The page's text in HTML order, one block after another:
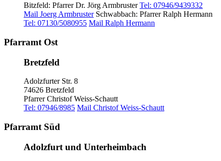
Bitzfeld: Pfarrer Dr. Jörg ArmbrusterTel: 07946/9439332
Mail Joerg Armbruster Schwabbach: Pfarrer Ralph Hermann
Tel: 07130/5080955 Mail Ralph Hermann
Pfarramt Ost
Bretzfeld
Adolzfurter Str. 8
74626 Bretzfeld
Pfarrer Christof Weiss-Schautt
Tel: 07946/8985 Mail Christof Weiss-Schautt
Pfarramt Süd
Adolzfurt und Unterheimbach